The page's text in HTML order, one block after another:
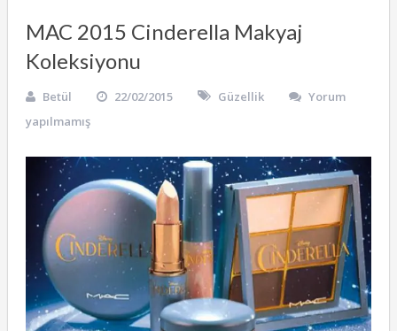
MAC 2015 Cinderella Makyaj
Koleksiyonu
Betül 22/02/2015 Güzellik
Yorum
yapılmamış